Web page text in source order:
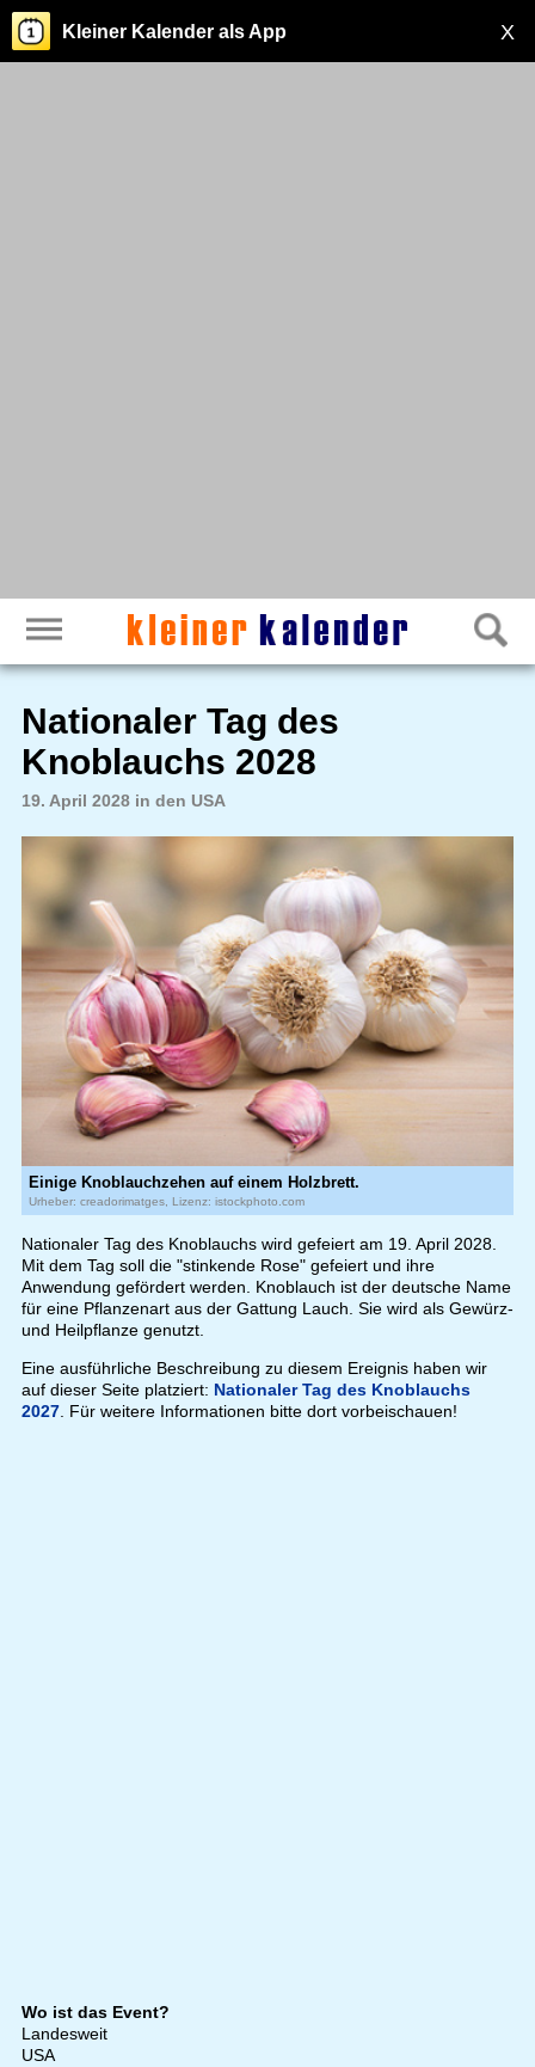
X
Kleiner Kalender als App
Nationaler Tag des
Knoblauchs 2028
19. April 2028 in den USA
Einige Knoblauchzehen auf einem Holzbrett.
Urheber: creadorimatges, Lizenz: istockphoto.com
Nationaler Tag des Knoblauchs wird gefeiert am 19. April 2028.
Mit dem Tag soll die "stinkende Rose" gefeiert und ihre
Anwendung gefördert werden. Knoblauch ist der deutsche Name
für eine Pflanzenart aus der Gattung Lauch. Sie wird als Gewürz-
und Heilpflanze genutzt.
Eine ausführliche Beschreibung zu diesem Ereignis haben wir
auf dieser Seite platziert: Nationaler Tag des Knoblauchs
2027. Für weitere Informationen bitte dort vorbeischauen!
Wo ist das Event?
Landesweit
USA